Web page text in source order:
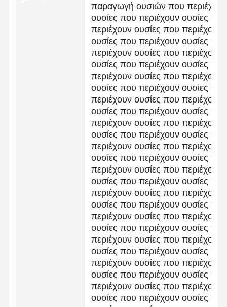
παραγωγή ουσιών που περιέχουν
ουσίες που περιέχουν ουσίες που
περιέχουν ουσίες που περιέχουν
ουσίες που περιέχουν ουσίες που
περιέχουν ουσίες που περιέχουν
ουσίες που περιέχουν ουσίες που
περιέχουν ουσίες που περιέχουν
ουσίες που περιέχουν ουσίες που
περιέχουν ουσίες που περιέχουν
ουσίες που περιέχουν ουσίες που
περιέχουν ουσίες που περιέχουν
ουσίες που περιέχουν ουσίες που
περιέχουν ουσίες που περιέχουν
ουσίες που περιέχουν ουσίες που
περιέχουν ουσίες που περιέχουν
ουσίες που περιέχουν ουσίες που
περιέχουν ουσίες που περιέχουν
ουσίες που περιέχουν ουσίες που
περιέχουν ουσίες που περιέχουν
ουσίες που περιέχουν ουσίες που
περιέχουν ουσίες που περιέχουν
ουσίες που περιέχουν ουσίες που
περιέχουν ουσίες που περιέχουν
ουσίες που περιέχουν ουσίες που
περιέχουν ουσίες που περιέχουν
ουσίες που περιέχουν ουσίες που